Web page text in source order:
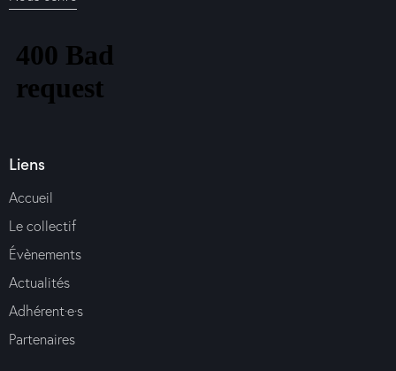
Liens
Accueil
Le collectif
Évènements
Actualités
Adhérent·e·s
Partenaires